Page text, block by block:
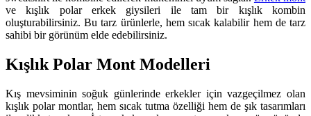
ve kışlık polar erkek giysileri ile tam bir kışlık kombin
oluşturabilirsiniz. Bu tarz ürünlerle, hem sıcak kalabilir hem de tarz
sahibi bir görünüm elde edebilirsiniz.
Kışlık Polar Mont Modelleri
Kış mevsiminin soğuk günlerinde erkekler için vazgeçilmez olan
kışlık polar montlar, hem sıcak tutma özelliği hem de şık tasarımları